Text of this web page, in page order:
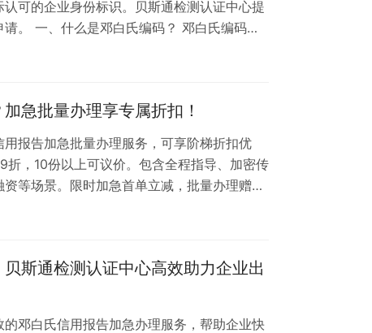
可的企业身份标识。贝斯通检测认证中心提
。 一、什么是邓白氏编码？ 邓白氏编码是
身份标识码，广泛应用于全球供应链管理、
平台要求供应商提供 …
急批量办理享专属折扣！
报告加急批量办理服务，可享阶梯折扣优
，10份以上可议价。包含全程指导、加密传
等场景。限时加急首单立减，批量办理赠评
白氏信用报告已成为企业拓展市场、建立合
的加急批量服务？ 极速响应：专业团队优先
斯通检测认证中心高效助力企业出
邓白氏信用报告加急办理服务，帮助企业快